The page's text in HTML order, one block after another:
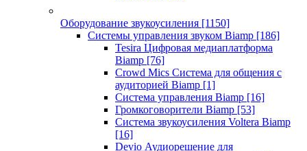
Оборудование звукоусиления [1150]
Системы управления звуком Biamp [186]
Tesira Цифровая медиаплатформа
Biamp [76]
Crowd Mics Система для общения с
аудиторией Biamp [1]
Система управления Biamp [16]
Громкоговорители Biamp [53]
Система звукоусиления Voltera Biamp
[16]
Devio Аудиорешение для